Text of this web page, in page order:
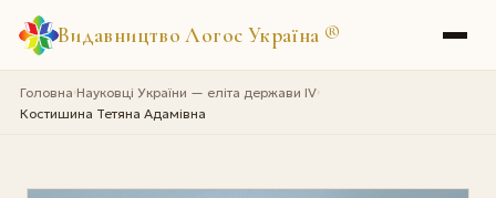
Видавництво Логос Україна ®
Головна›Науковці України — еліта держави IV›
Костишина Тетяна Адамівна